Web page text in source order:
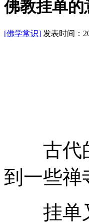
佛教挂单
[佛学常识] 发表时间：
古代的
到一些禅
挂单又